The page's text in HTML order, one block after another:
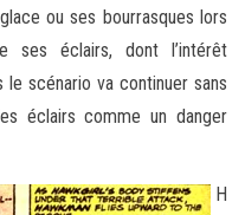
ou ses bourrasques lors
ses éclairs, dont l’intérêt
scénario va continuer sans
éclairs comme un danger
H